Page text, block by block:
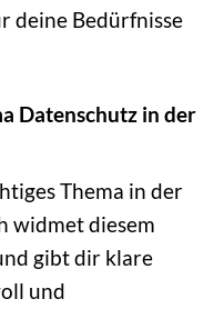
deine Bedürfnisse
Datenschutz in der
Thema in der
widmet diesem
gibt dir klare
und